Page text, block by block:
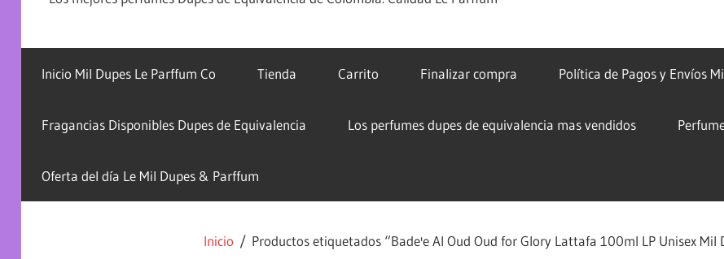
Inicio Mil Dupes Le Parffum Co Tienda Carrito Finalizar compra Política de Pagos y Envíos
Fragancias Disponibles Dupes de Equivalencia Los perfumes dupes de equivalencia mas vendidos
Oferta del día Le Mil Dupes & Parffum
Inicio / Productos etiquetados “Bade'e Al Oud Oud for Glory Lattafa 100ml LP Unisex Mil